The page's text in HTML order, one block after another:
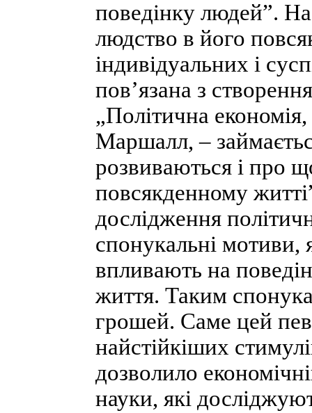
поведінку людей”.
людство в його
індивідуальних і
пов’язана з
„Політична
Маршалл, –
розвиваються і про
повсякденному
дослідження
спонукальні мотиви,
впливають на
життя. Таким
грошей. Саме цей
найстійкіших
дозволило
науки, які